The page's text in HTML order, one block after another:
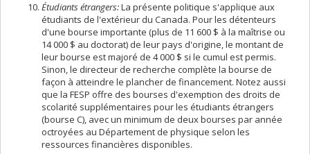
Étudiants étrangers:La présente politique s'applique aux
étudiants de l'extérieur du Canada. Pour les détenteurs
d'une bourse importante (plus de 11 600 $ à la maîtrise ou
14 000 $ au doctorat) de leur pays d'origine, le montant de
leur bourse est majoré de 4 000 $ si le cumul est permis.
Sinon, le directeur de recherche complète la bourse de
façon à atteindre le plancher de financement. Notez aussi
que la FESP offre des bourses d'exemption des droits de
scolarité supplémentaires pour les étudiants étrangers
(bourse C), avec un minimum de deux bourses par année
octroyées au Département de physique selon les
ressources financières disponibles.